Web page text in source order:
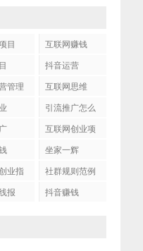
目
互联网赚钱
抖音运营
管理
互联网思维
引流推广怎么
互联网创业项
坐家一辉
业指
社群规则范例
报 抖音赚钱